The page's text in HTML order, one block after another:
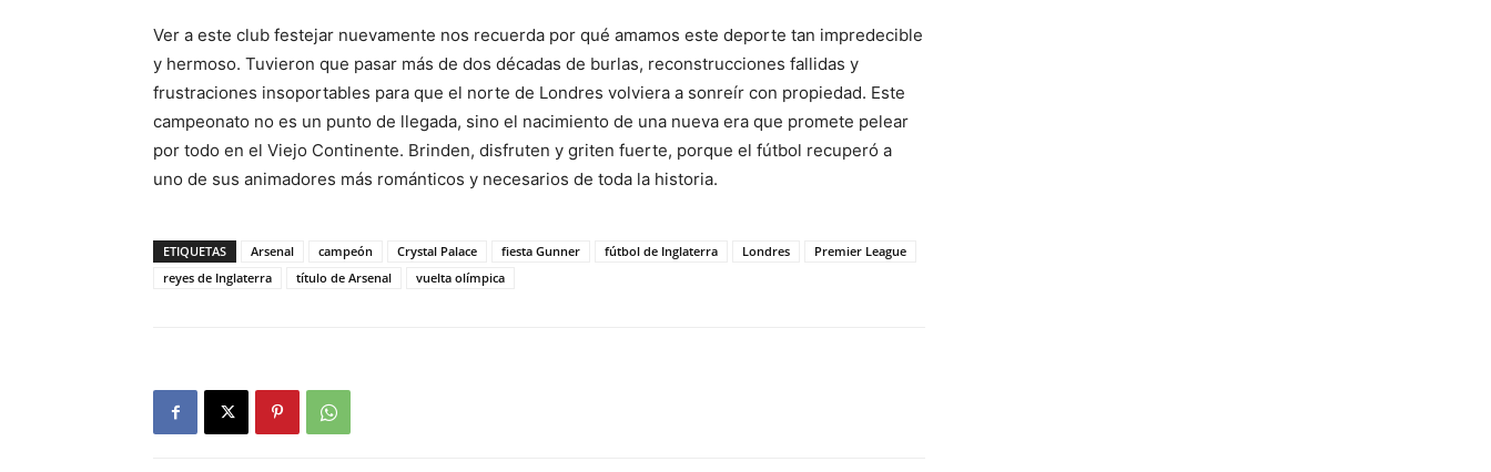
Ver a este club festejar nuevamente nos recuerda por qué amamos este deporte tan impredecible
y hermoso. Tuvieron que pasar más de dos décadas de burlas, reconstrucciones fallidas y
frustraciones insoportables para que el norte de Londres volviera a sonreír con propiedad. Este
campeonato no es un punto de llegada, sino el nacimiento de una nueva era que promete pelear
por todo en el Viejo Continente. Brinden, disfruten y griten fuerte, porque el fútbol recuperó a
uno de sus animadores más románticos y necesarios de toda la historia.
ETIQUETAS Arsenal campeón Crystal Palace fiesta Gunner fútbol de Inglaterra Londres
Premier League
reyes de Inglaterra
título de Arsenal vuelta olímpica